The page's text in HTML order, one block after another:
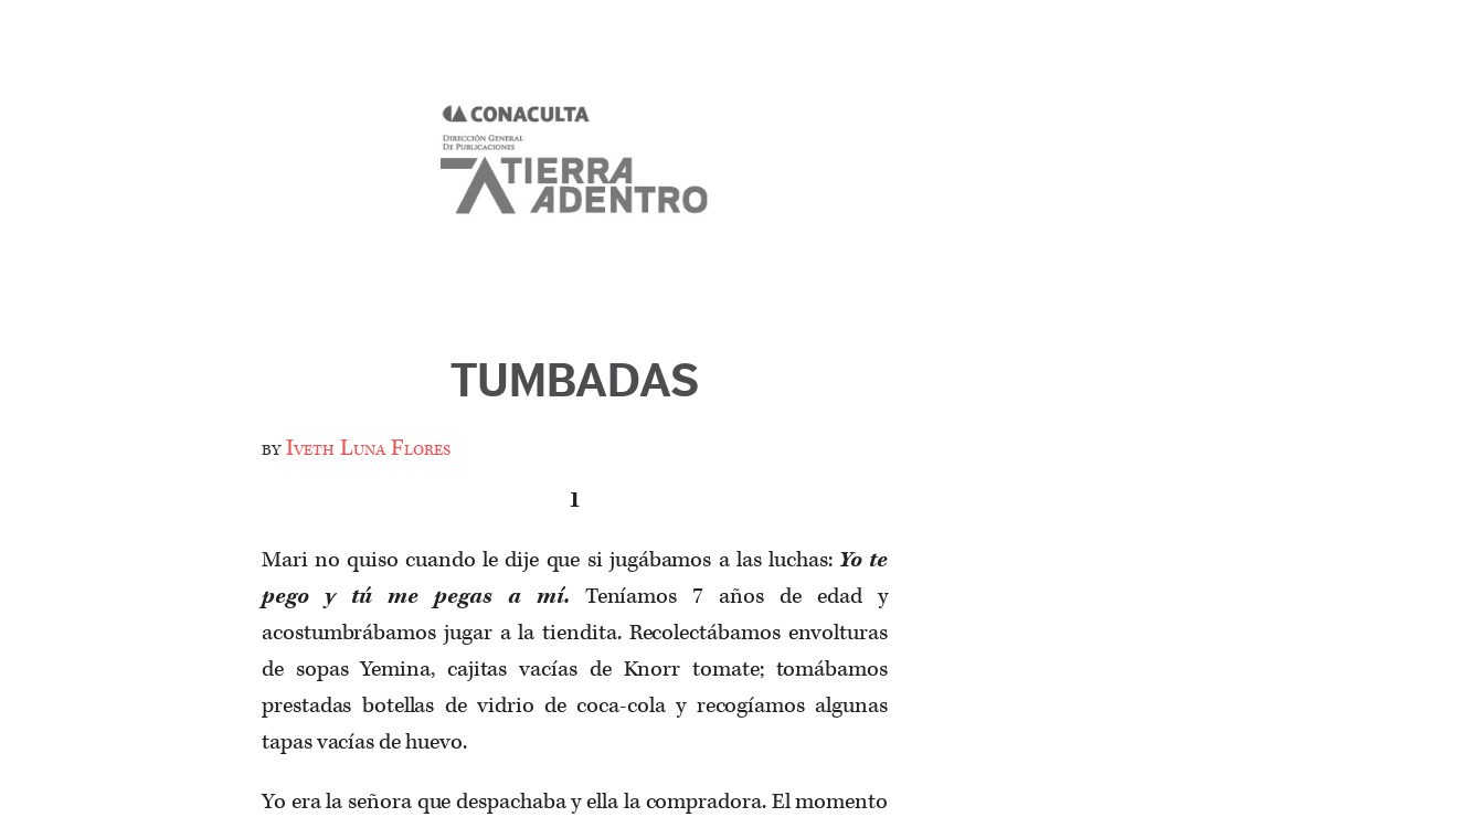
TUMBADAS
byIveth Luna Flores
1
Mari no quiso cuando le dije que si jugábamos a las luchas: Yo te
pego y tú me pegas a mí. Teníamos 7 años de edad y
acostumbrábamos jugar a la tiendita. Recolectábamos envolturas
de sopas Yemina, cajitas vacías de Knorr tomate; tomábamos
prestadas botellas de vidrio de coca-cola y recogíamos algunas
tapas vacías de huevo.
Yo era la señora que despachaba y ella la compradora. El momento